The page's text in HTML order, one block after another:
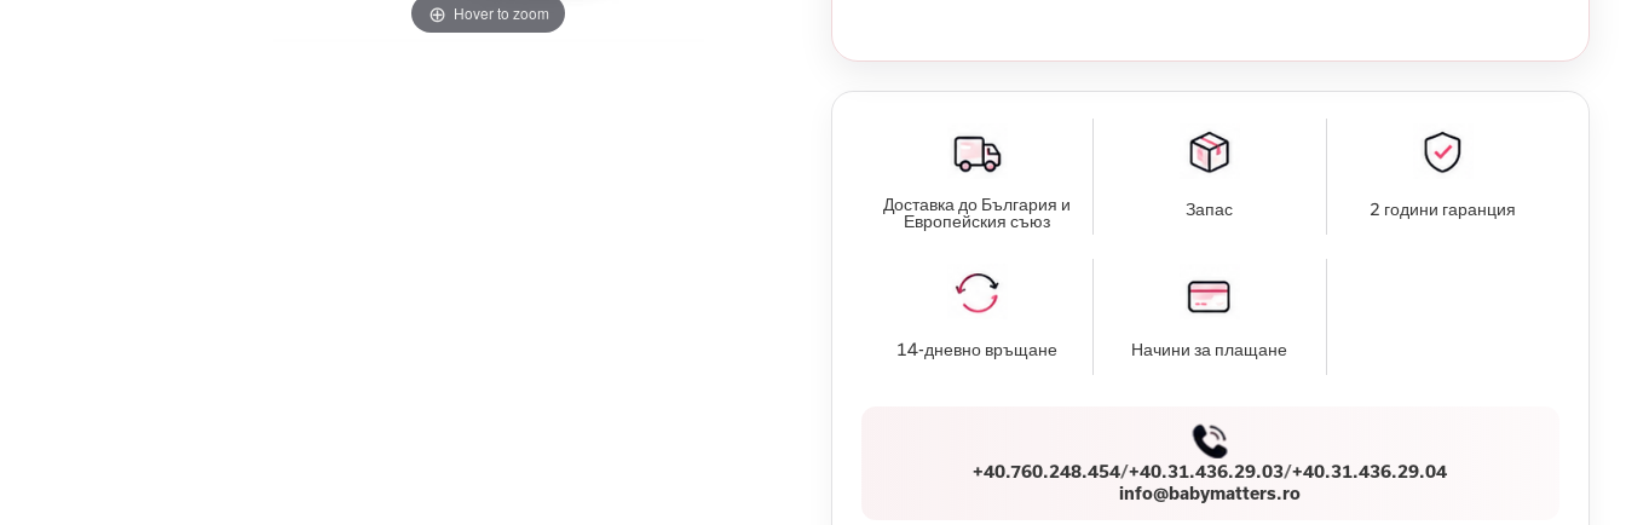
Hover to zoom
Доставка до България и
Европейския съюз
Запас 2 години гаранция
14-дневно връщане Начини за плащане
+40.760.248.454/+40.31.436.29.03/+40.31.436.29.04
info@babymatters.ro